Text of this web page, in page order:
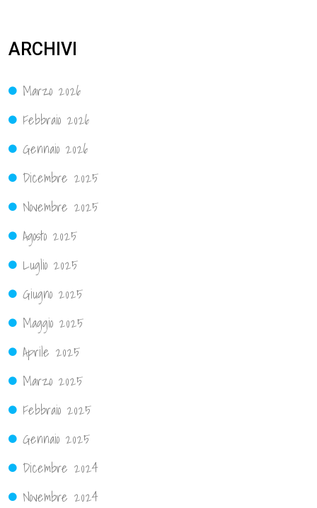
ARCHIVI
Marzo 2026
Febbraio 2026
Gennaio 2026
Dicembre 2025
Novembre 2025
Agosto 2025
Luglio 2025
Giugno 2025
Maggio 2025
Aprile 2025
Marzo 2025
Febbraio 2025
Gennaio 2025
Dicembre 2024
Novembre 2024